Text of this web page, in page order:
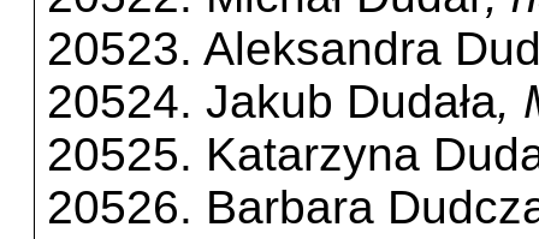
20523. Aleksandra
20524. Jakub Dudała,
20525. Katarzyna
20526. Barbara